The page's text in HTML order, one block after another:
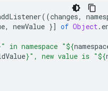
((changes,
, newValue }] of Object.
" in namespace "${
}", new value is "${